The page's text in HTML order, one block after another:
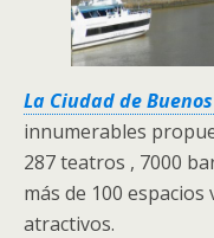
La Ciudad de
innumerables
287 teatros , 7000
más de 100
atractivos.